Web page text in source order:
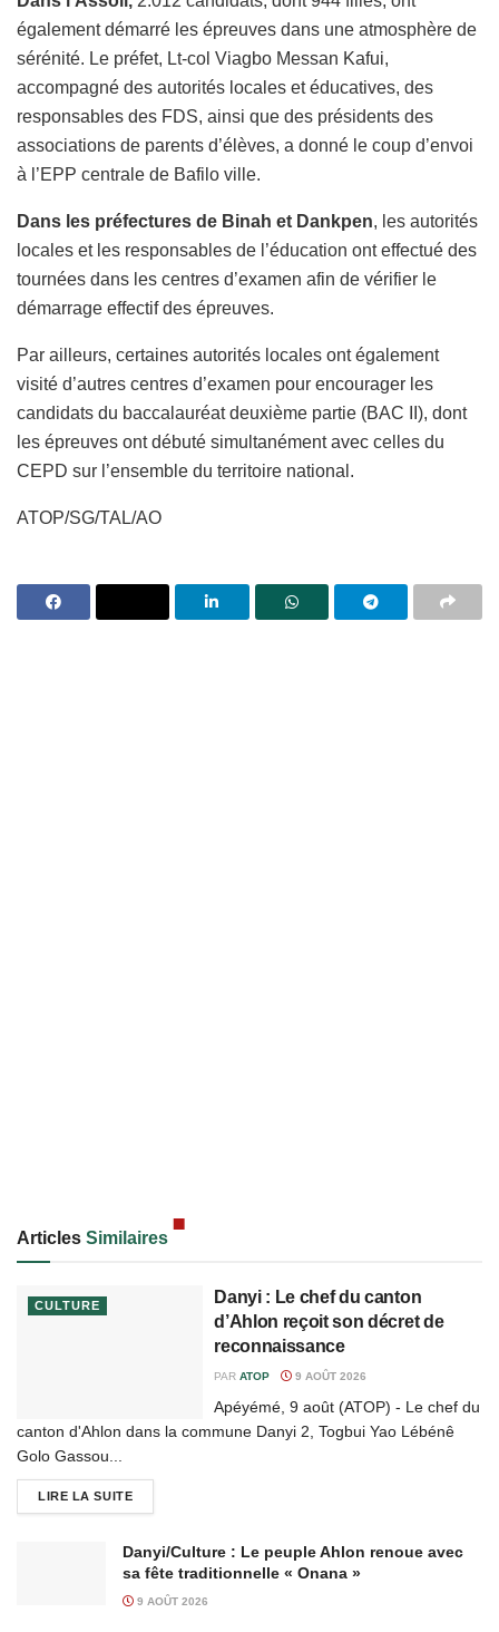
également démarré les épreuves dans une atmosphère de
sérénité. Le préfet, Lt-col Viagbo Messan Kafui,
accompagné des autorités locales et éducatives, des
responsables des FDS, ainsi que des présidents des
associations de parents d’élèves, a donné le coup d’envoi
à l’EPP centrale de Bafilo ville.
Dans les préfectures de Binah et Dankpen, les autorités
locales et les responsables de l’éducation ont effectué des
tournées dans les centres d’examen afin de vérifier le
démarrage effectif des épreuves.
Par ailleurs, certaines autorités locales ont également
visité d’autres centres d’examen pour encourager les
candidats du baccalauréat deuxième partie (BAC II), dont
les épreuves ont débuté simultanément avec celles du
CEPD sur l’ensemble du territoire national.
ATOP/SG/TAL/AO
Articles Similaires
CULTURE
Danyi : Le chef du canton
d’Ahlon reçoit son décret de
reconnaissance
PAR ATOP 9 AOÛT 2026
Apéyémé, 9 août (ATOP) - Le chef du
canton d'Ahlon dans la commune Danyi 2, Togbui Yao Lébénê
Golo Gassou...
LIRE LA SUITE
Danyi/Culture : Le peuple Ahlon renoue avec
sa fête traditionnelle « Onana »
9 AOÛT 2026